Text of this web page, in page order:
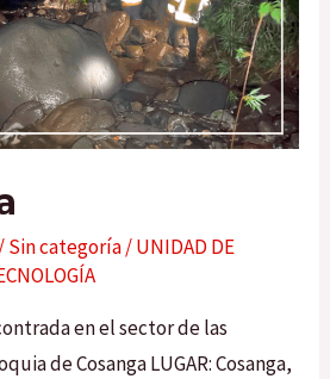
/Sin categoría/UNIDAD DE
en el sector de las
de Cosanga LUGAR: Cosanga,